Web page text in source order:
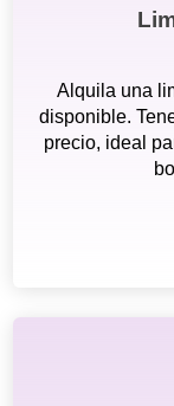
Alquila una
disponible.
precio, ideal